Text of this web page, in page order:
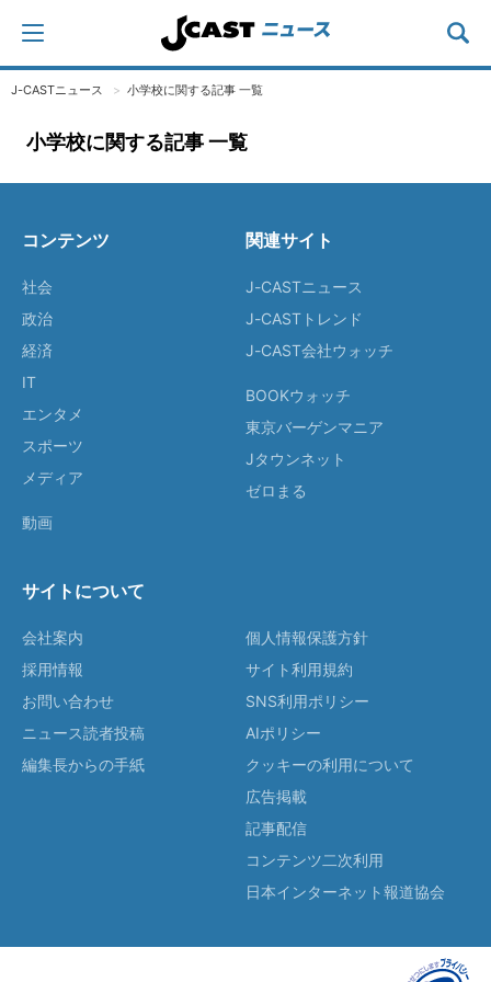
J-CASTニュース 小学校に関する記事 一覧
小学校に関する記事 一覧
コンテンツ
社会
政治
経済
IT
エンタメ
スポーツ
メディア
動画
関連サイト
J-CASTニュース
J-CASTトレンド
J-CAST会社ウォッチ
BOOKウォッチ
東京バーゲンマニア
Jタウンネット
ゼロまる
サイトについて
会社案内
採用情報
お問い合わせ
ニュース読者投稿
編集長からの手紙
個人情報保護方針
サイト利用規約
SNS利用ポリシー
AIポリシー
クッキーの利用について
広告掲載
記事配信
コンテンツ二次利用
日本インターネット報道協会